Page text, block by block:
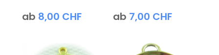
ab 8,00 CHF ab 7,00 CHF